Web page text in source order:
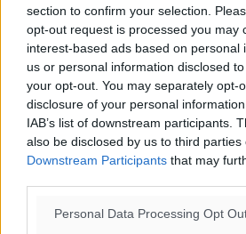
section to confirm your selection.
opt-out request is processed you may
interest-based ads based on personal
us or personal information disclosed
your opt-out. You may separately opt-
disclosure of your personal
IAB’s list of downstream participants.
also be disclosed by us to third parties
Downstream Participants that may
Personal Data Processing Opt
Ροή
Έφυγε από τη ζωή ο επί σειρά